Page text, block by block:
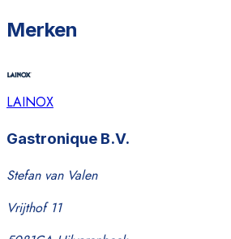
Merken
LAINOX
Gastronique B.V.
Stefan van Valen
Vrijthof 11